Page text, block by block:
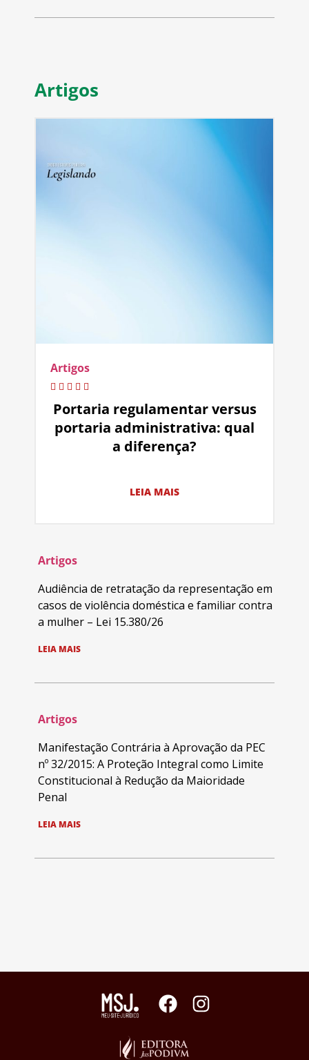
Artigos
Artigos
Portaria regulamentar versus
portaria administrativa: qual
a diferença?
LEIA MAIS
Artigos
Audiência de retratação da representação em
casos de violência doméstica e familiar contra
a mulher – Lei 15.380/26
LEIA MAIS
Artigos
Manifestação Contrária à Aprovação da PEC
nº 32/2015: A Proteção Integral como Limite
Constitucional à Redução da Maioridade
Penal
LEIA MAIS